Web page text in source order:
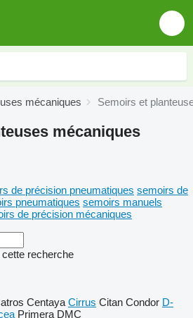
mécaniques Semoirs et
mécaniques
de précision pneumatiques semoirs de
pneumatiques semoirs manuels
de précision mécaniques
recherche
Centaya Cirrus Citan Condor D-
Primera DMC